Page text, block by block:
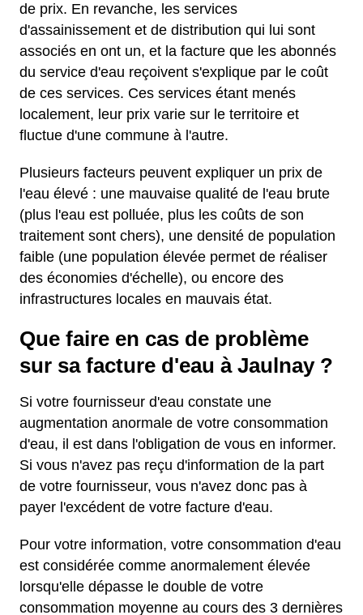
de prix. En revanche, les services
d'assainissement et de distribution qui lui sont
associés en ont un, et la facture que les abonnés
du service d'eau reçoivent s'explique par le coût
de ces services. Ces services étant menés
localement, leur prix varie sur le territoire et
fluctue d'une commune à l'autre.
Plusieurs facteurs peuvent expliquer un prix de
l'eau élevé : une mauvaise qualité de l'eau brute
(plus l'eau est polluée, plus les coûts de son
traitement sont chers), une densité de population
faible (une population élevée permet de réaliser
des économies d'échelle), ou encore des
infrastructures locales en mauvais état.
Que faire en cas de problème
sur sa facture d'eau à Jaulnay ?
Si votre fournisseur d'eau constate une
augmentation anormale de votre consommation
d'eau, il est dans l'obligation de vous en informer.
Si vous n'avez pas reçu d'information de la part
de votre fournisseur, vous n'avez donc pas à
payer l'excédent de votre facture d'eau.
Pour votre information, votre consommation d'eau
est considérée comme anormalement élevée
lorsqu'elle dépasse le double de votre
consommation moyenne au cours des 3 dernières